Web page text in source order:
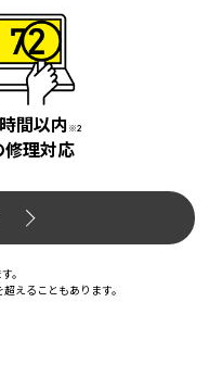
間以内 ※2
修理対応
。
えることもあります。